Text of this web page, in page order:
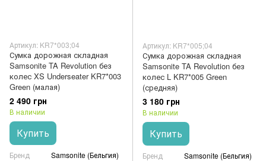
Артикул: KR7*003;04
Сумка дорожная складная
Samsonite TA Revolution без
колес XS Underseater KR7*003
Green (малая)
2 490 грн
В наличии
Купить
Бренд Samsonite (Бельгия)
Артикул: KR7*005;04
Сумка дорожная складная
Samsonite TA Revolution без
колес L KR7*005 Green
(средняя)
3 180 грн
В наличии
Купить
Бренд Samsonite (Бельгия)